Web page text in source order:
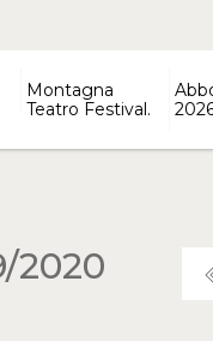
Montagna
Teatro Festival.
2020